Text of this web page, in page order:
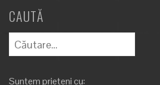
CAUTĂ
Caută
după:
Suntem prieteni cu: